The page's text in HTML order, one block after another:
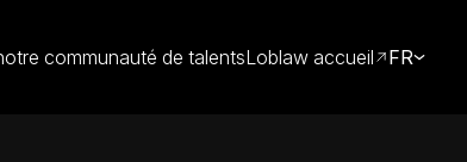
communauté de talentsLoblaw accueil FR